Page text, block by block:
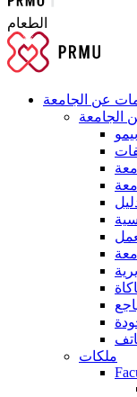
الطعام
عن الجامعة
الجامعة
ملكات